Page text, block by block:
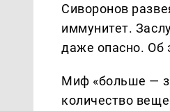
Сиворонов
иммунитет.
даже опасно. Об
Миф «больше —
количество